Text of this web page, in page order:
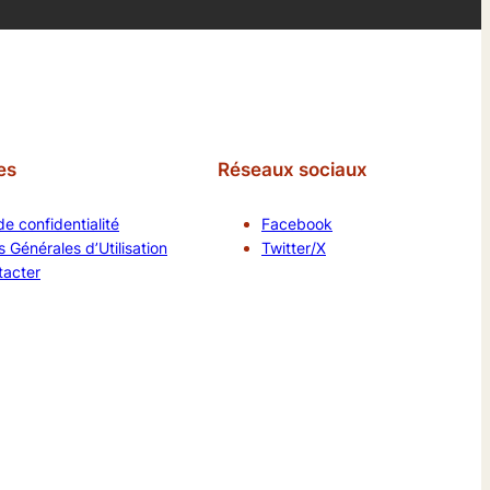
confidentialité
Générales d’Utilisation
Réseaux sociaux
Facebook
Twitter/X